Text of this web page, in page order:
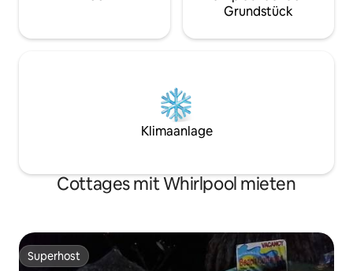
Grundstück
Klimaanlage
Cottages mit Whirlpool mieten
Superhost
Superhost